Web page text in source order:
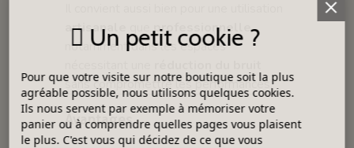
artisanale
queprofessionnelle,
notamment dans les espaces
sans compromettre les performances.
Avantages
Un petit cookie ?
Pour que votre visite sur notre boutique soit la plus
agréable possible, nous utilisons quelques cookies.
Ils nous servent par exemple à mémoriser votre
panier ou à comprendre quelles pages vous plaisent
le plus. C'est vous qui décidez de ce que vous